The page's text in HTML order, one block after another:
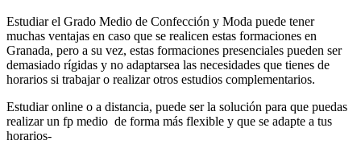
Estudiar el Grado Medio de Confección y Moda puede tener
muchas ventajas en caso que se realicen estas formaciones en
Granada, pero a su vez, estas formaciones presenciales pueden ser
demasiado rígidas y no adaptarsea las necesidades que tienes de
horarios si trabajar o realizar otros estudios complementarios.
Estudiar online o a distancia, puede ser la solución para que puedas
realizar un fp medio de forma más flexible y que se adapte a tus
horarios-